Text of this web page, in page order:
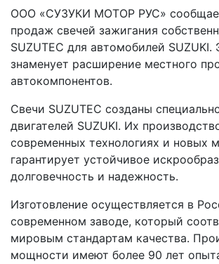
ООО «СУЗУКИ МОТОР РУС»
продаж свечей зажигания
SUZUTEC для автомобилей
знаменует расширение местного
автокомпонентов.
Свечи SUZUTEC созданы
двигателей SUZUKI. Их
современных технологиях и новых
гарантирует устойчивое
долговечность и надежность.
Изготовление осуществляется в
современном заводе, который
мировым стандартам качества.
мощности имеют более 90 лет